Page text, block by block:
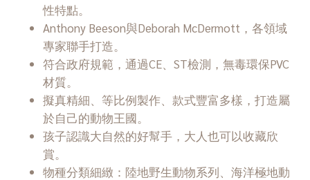
性特點。
Anthony Beeson與Deborah McDermott，各領域
專家聯手打造。
符合政府規範，通過CE、ST檢測，無毒環保PVC
材質。
擬真精細、等比例製作、款式豐富多樣，打造屬
於自己的動物王國。
孩子認識大自然的好幫手，大人也可以收藏欣
賞。
物種分類細緻：陸地野生動物系列、海洋極地動